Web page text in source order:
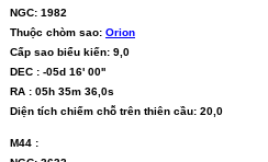
NGC: 1982
Thuộc chòm sao: Orion
Cấp sao biểu kiến: 9,0
DEC : -05d 16' 00''
RA : 05h 35m 36,0s
Diện tích chiếm chỗ trên thiên cầu: 20,0
M44 :